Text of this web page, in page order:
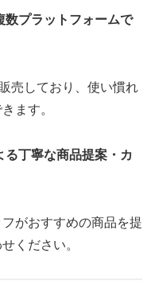
プラットフォームで
売しており、使い慣れ
ます。
丁寧な商品提案・カ
がおすすめの商品を提
ください。